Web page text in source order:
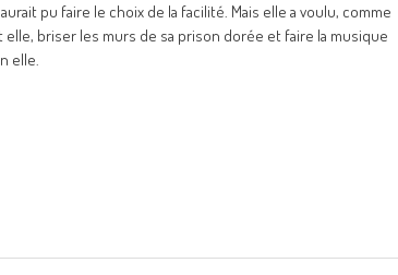
aurait pu faire le choix de la facilité. Mais elle a voulu, comme
elle, briser les murs de sa prison dorée et faire la musique
elle.